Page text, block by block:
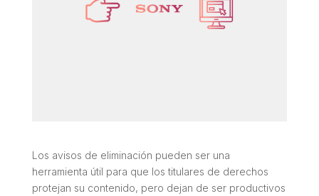
Los avisos de eliminación pueden ser una
herramienta útil para que los titulares de derechos
protejan su contenido, pero dejan de ser productivos